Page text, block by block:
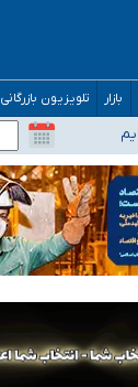
بازار تلویزیون بازرگانی